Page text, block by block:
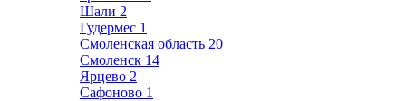
Шали 2
Гудермес 1
Смоленская область 20
Смоленск 14
Ярцево 2
Сафоново 1